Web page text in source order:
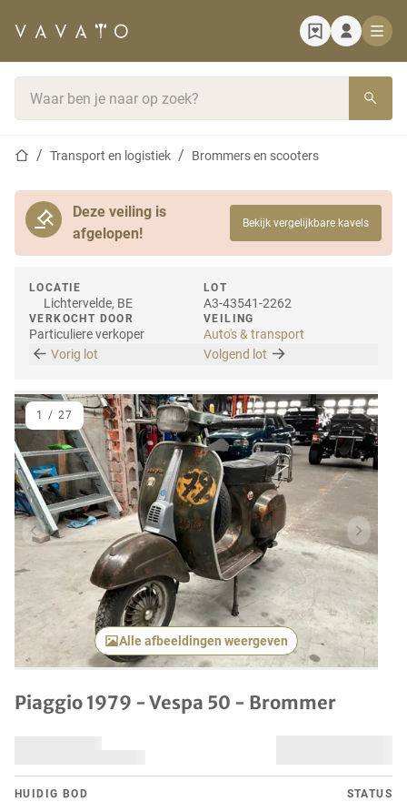
StartpaginaTransport en logistiek Brommers en scooters
Deze veiling is
afgelopen!
Bekijk vergelijkbare kavels
LOCATIE
Lichtervelde, BE
VERKOCHT DOOR
Particuliere verkoper
LOT
A3-43541-2262
VEILING
Auto's & transport
Vorig lot
Volgend lot
Vorig item
Alle afbeeldingen weergeven
1 / 27
Piaggio 1979 - Vespa 50 - Brommer
HUIDIG ​​BOD STATUS